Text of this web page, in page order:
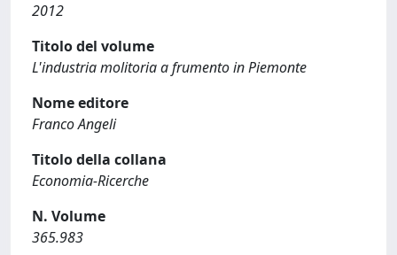
2012
Titolo del volume
L'industria molitoria a frumento in Piemonte
Nome editore
Franco Angeli
Titolo della collana
Economia-Ricerche
N. Volume
365.983